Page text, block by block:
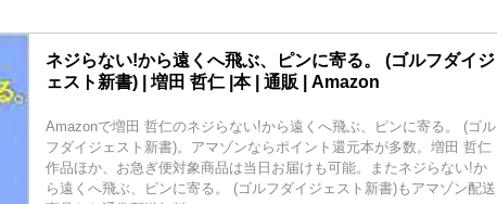
ネジらない!から遠くへ飛ぶ、ピンに寄る。 (ゴルフダイジ
ェスト新書) | 増田 哲仁 |本 | 通販 | Amazon
Amazonで増田 哲仁のネジらない!から遠くへ飛ぶ、ピンに寄る。 (ゴル
フダイジェスト新書)。アマゾンならポイント還元本が多数。増田 哲仁
作品ほか、お急ぎ便対象商品は当日お届けも可能。またネジらない!か
ら遠くへ飛ぶ、ピンに寄る。 (ゴルフダイジェスト新書)もアマゾン配送